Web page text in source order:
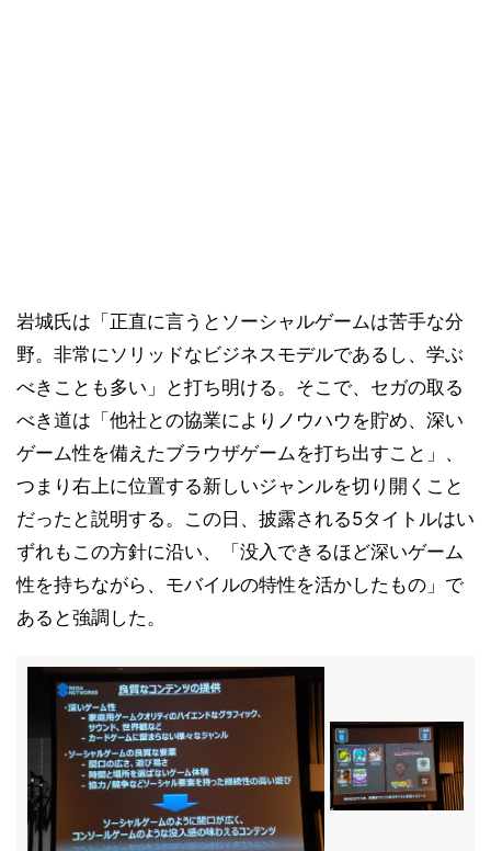
岩城氏は「正直に言うとソーシャルゲームは苦手な分
野。非常にソリッドなビジネスモデルであるし、学ぶ
べきことも多い」と打ち明ける。そこで、セガの取る
べき道は「他社との協業によりノウハウを貯め、深い
ゲーム性を備えたブラウザゲームを打ち出すこと」、
つまり右上に位置する新しいジャンルを切り開くこと
だったと説明する。この日、披露される5タイトルはい
ずれもこの方針に沿い、「没入できるほど深いゲーム
性を持ちながら、モバイルの特性を活かしたもの」で
あると強調した。